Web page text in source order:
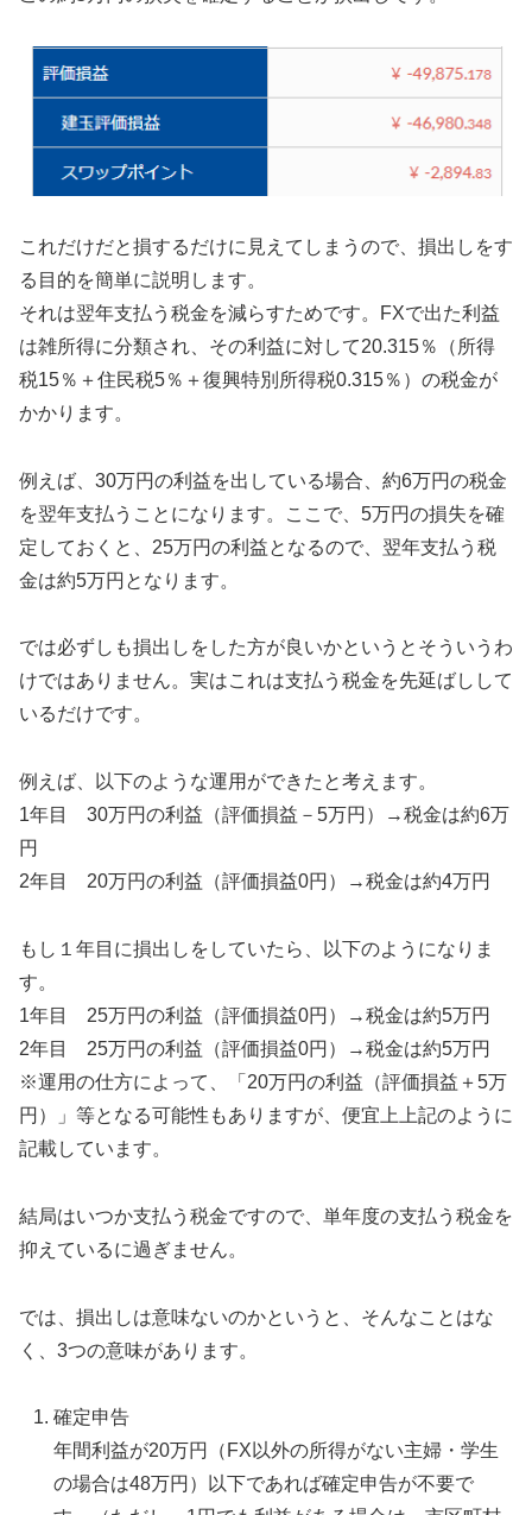
これだけだと損するだけに見えてしまうので、損出しをす
る目的を簡単に説明します。
それは翌年支払う税金を減らすためです。FXで出た利益
は雑所得に分類され、その利益に対して20.315％（所得
税15％＋住民税5％＋復興特別所得税0.315％）の税金が
かかります。
例えば、30万円の利益を出している場合、約6万円の税金
を翌年支払うことになります。ここで、5万円の損失を確
定しておくと、25万円の利益となるので、翌年支払う税
金は約5万円となります。
では必ずしも損出しをした方が良いかというとそういうわ
けではありません。実はこれは支払う税金を先延ばしして
いるだけです。
例えば、以下のような運用ができたと考えます。
1年目 30万円の利益（評価損益－5万円）→税金は約6万
円
2年目 20万円の利益（評価損益0円）→税金は約4万円
もし１年目に損出しをしていたら、以下のようになりま
す。
1年目 25万円の利益（評価損益0円）→税金は約5万円
2年目 25万円の利益（評価損益0円）→税金は約5万円
※運用の仕方によって、「20万円の利益（評価損益＋5万
円）」等となる可能性もありますが、便宜上上記のように
記載しています。
結局はいつか支払う税金ですので、単年度の支払う税金を
抑えているに過ぎません。
では、損出しは意味ないのかというと、そんなことはな
く、3つの意味があります。
確定申告
年間利益が20万円（FX以外の所得がない主婦・学生
の場合は48万円）以下であれば確定申告が不要で